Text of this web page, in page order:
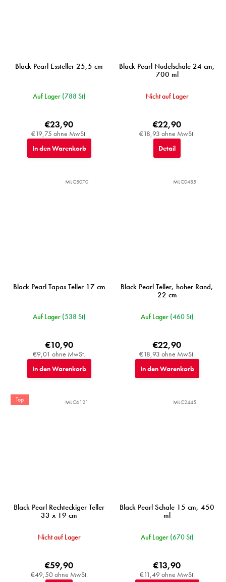
Black Pearl Essteller 25,5 cm
Auf Lager (788 St)
€19,75 ohne MwSt.
€23,90
In den Warenkorb
Black Pearl Nudelschale 24 cm,
700 ml
Nicht auf Lager
€18,93 ohne MwSt.
€22,90
Detail
Black Pearl Tapas Teller 17 cm
Auf Lager (538 St)
€9,01 ohne MwSt.
€10,90
In den Warenkorb
MIJC8070
Black Pearl Teller, hoher Rand,
22 cm
Auf Lager (460 St)
€18,93 ohne MwSt.
€22,90
In den Warenkorb
MIJC0485
Top
Black Pearl Rechteckiger Teller
33 x 19 cm
Nicht auf Lager
€49,50 ohne MwSt.
€59,90
MIJC6121
Black Pearl Schale 15 cm, 450
ml
Auf Lager (670 St)
€11,49 ohne MwSt.
€13,90
MIJC2445